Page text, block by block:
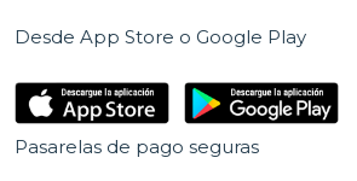
Desde App Store o Google Play
Pasarelas de pago seguras